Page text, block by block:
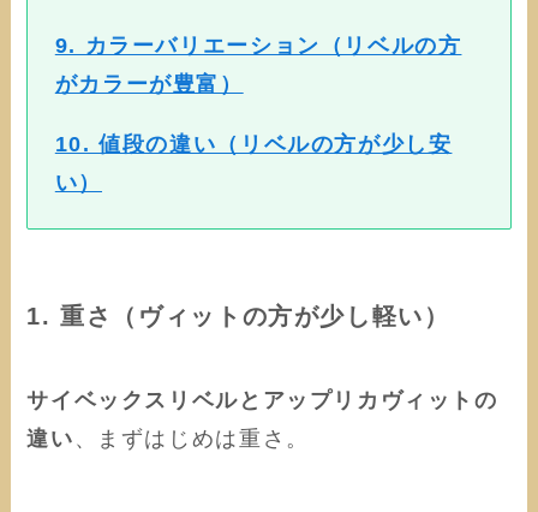
9. カラーバリエーション（リベルの方
がカラーが豊富）
10. 値段の違い（リベルの方が少し安
い）
1.重さ（ヴィットの方が少し軽い）
サイベックスリベルとアップリカヴィットの
違い 、まずはじめは重さ。